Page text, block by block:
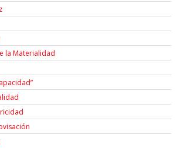
la Materialidad